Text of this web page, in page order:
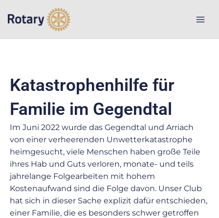
Inhalt
Katastrophenhilfe für
Familie im Gegendtal
Im Juni 2022 wurde das Gegendtal und Arriach
von einer verheerenden Unwetterkatastrophe
heimgesucht, viele Menschen haben große Teile
ihres Hab und Guts verloren, monate- und teils
jahrelange Folgearbeiten mit hohem
Kostenaufwand sind die Folge davon. Unser Club
hat sich in dieser Sache explizit dafür entschieden,
einer Familie, die es besonders schwer getroffen